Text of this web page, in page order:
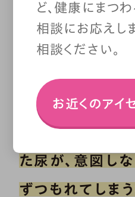
本記事では、そ
なのか、どのよ
か、また、改善
していきます。
“あふれて流れる
出したくても出
まま、溜めてお
た尿が、意図し
ずつもれてしま
ど、健康にまつ
相談にお応えし
相談ください。
お近くのアイ